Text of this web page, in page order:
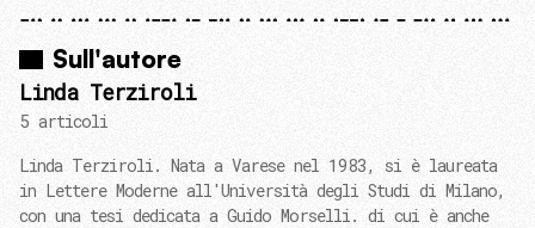
Sull'autore
Linda Terziroli
5 articoli
Linda Terziroli. Nata a Varese nel 1983, si è laureata
in Lettere Moderne all'Università degli Studi di Milano,
con una tesi dedicata a Guido Morselli. di cui è anche